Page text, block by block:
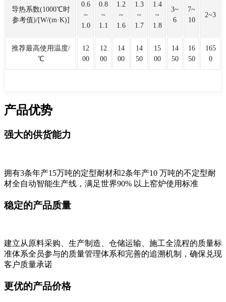
导热系数(1000℃时
参考值)/[W/(m·K)]
0.6
~
1.0
0.8
~
1.1
1.2
~
1.6
1.3
~
1.7
1.4
~
1.8
3~
6
7~
10
2~3
推荐最高使用温度/
℃
12
00
12
00
14
00
14
50
15
00
14
50
16
50
165
0
产品优势
强大的供货能力
拥有3条年产15万吨的定型耐材和2条年产10 万吨的不定型耐
材全自动智能生产线，满足世界90% 以上窑炉使用标准
稳定的产品质量
建立从原料采购、生产制造、仓储运输、施工全流程的质量标
准体系全员参与的质量管理体系和完善的追溯机制，确保兑现
客户质量承诺
更优的产品价格